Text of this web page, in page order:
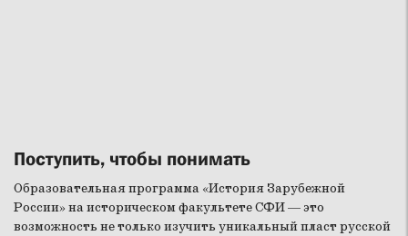
Поступить, чтобы понимать
Образовательная программа «История Зарубежной
России» на историческом факультете СФИ — это
возможность не только изучить уникальный пласт русской